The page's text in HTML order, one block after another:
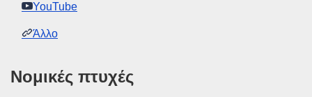
YouTube
Άλλο
Νομικές πτυχές